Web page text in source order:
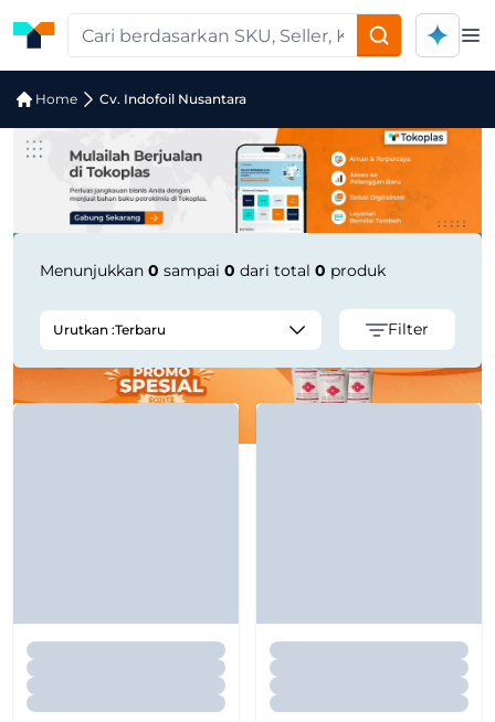
Home Cv. Indofoil Nusantara
Pencarian Produk "cv.-indofoil-
Menunjukkan 0 sampai 0 dari total 0 produk
Urutkan :Terbaru Filter